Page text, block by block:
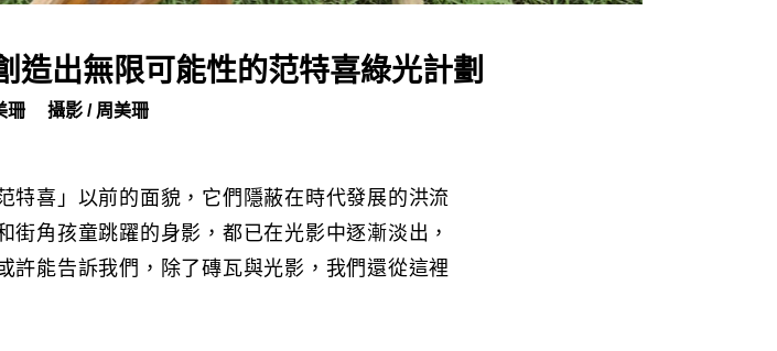
造出無限可能性的范特喜綠光計劃
珊 攝影 / 周美珊
特喜」以前的面貌，它們隱蔽在時代發展的洪流
角孩童跳躍的身影，都已在光影中逐漸淡出，
許能告訴我們，除了磚瓦與光影，我們還從這裡